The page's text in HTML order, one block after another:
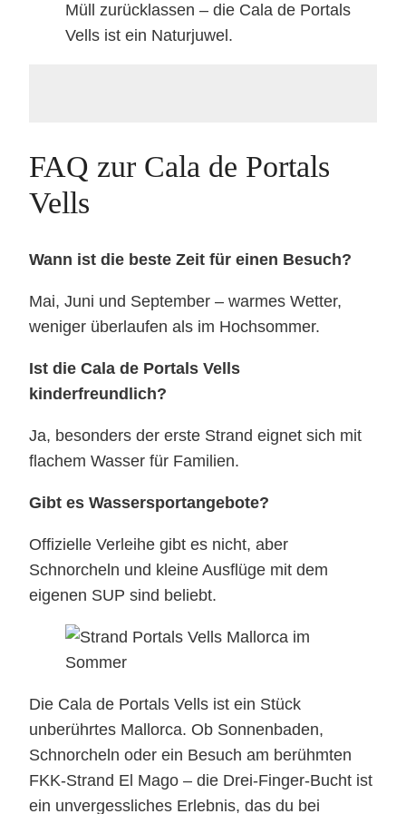
Müll zurücklassen – die Cala de Portals
Vells ist ein Naturjuwel.
FAQ zur Cala de Portals
Vells
Wann ist die beste Zeit für einen Besuch?
Mai, Juni und September – warmes Wetter,
weniger überlaufen als im Hochsommer.
Ist die Cala de Portals Vells
kinderfreundlich?
Ja, besonders der erste Strand eignet sich mit
flachem Wasser für Familien.
Gibt es Wassersportangebote?
Offizielle Verleihe gibt es nicht, aber
Schnorcheln und kleine Ausflüge mit dem
eigenen SUP sind beliebt.
Die Cala de Portals Vells ist ein Stück
unberührtes Mallorca. Ob Sonnenbaden,
Schnorcheln oder ein Besuch am berühmten
FKK-Strand El Mago – die Drei-Finger-Bucht ist
ein unvergessliches Erlebnis, das du bei